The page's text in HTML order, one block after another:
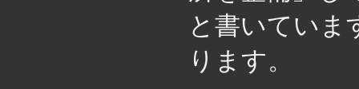
と書いていま
ります。